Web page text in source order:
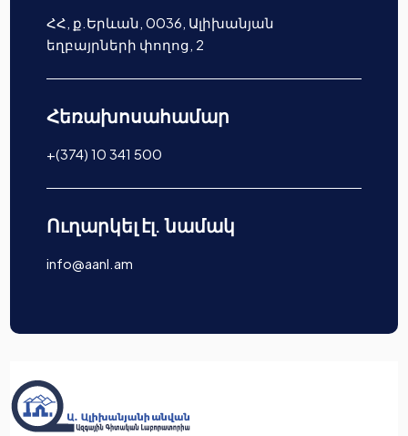
ՀՀ, ք.Երևան, 0036, Ալիխանյան
եղբայրների փողոց, 2
Հեռախոսահամար
+(374) 10 341 500
Ուղարկել էլ. նամակ
info@aanl.am